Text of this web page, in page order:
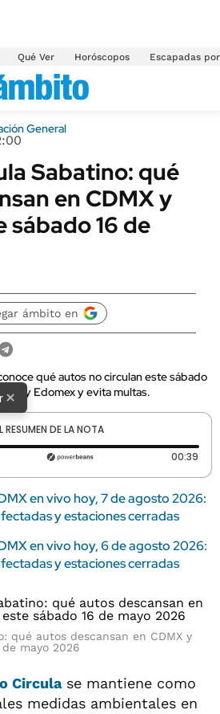
Qué Ver Horóscopos Escapadas
General
Sabatino: qué
en CDMX y
sábado 16 de
ámbito en
qué autos no circulan este sábado
y Edomex y evita multas.
×
RESUMEN DE LA NOTA
transcurrido: 0 segundos 00:39
en vivo hoy, 7 de agosto 2026:
y estaciones cerradas
en vivo hoy, 6 de agosto 2026:
y estaciones cerradas
qué autos descansan en CDMX y
mayo 2026
Circulase mantiene como
medidas ambientales en